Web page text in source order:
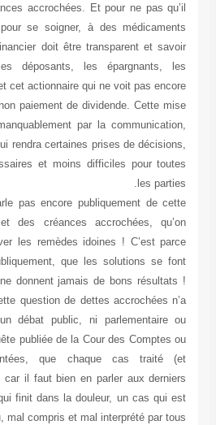
accrochées. Et pour ne pas qu’il
se soigner, à des médicaments
doit être transparent et savoir
déposants, les épargnants, les
cet actionnaire qui ne voit pas encore
paiement de dividende. Cette mise
par la communication,
rendra certaines prises de décisions,
et moins difficiles pour toutes
les parties.
pas encore publiquement de cette
des créances accrochées, qu’on
les remèdes idoines ! C’est parce
que les solutions se font
donnent jamais de bons résultats !
question de dettes accrochées n’a
débat public, ni parlementaire ou
publiée de la Cour des Comptes ou
que chaque cas traité (et
car il faut bien en parler aux derniers
finit dans la douleur, un cas qui est
mal compris et mal interprété par tous !